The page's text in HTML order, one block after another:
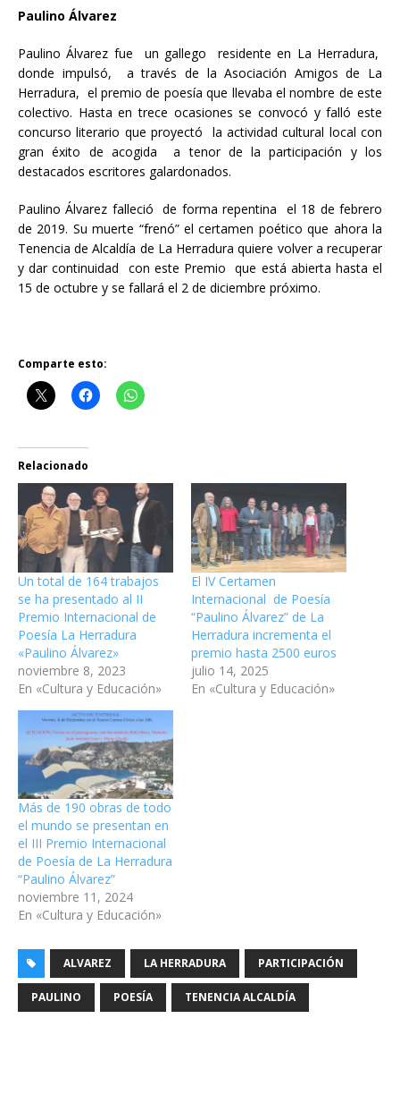
Paulino Álvarez
Paulino Álvarez fue un gallego residente en La Herradura,
donde impulsó, a través de la Asociación Amigos de La
Herradura, el premio de poesía que llevaba el nombre de este
colectivo. Hasta en trece ocasiones se convocó y falló este
concurso literario que proyectó la actividad cultural local con
gran éxito de acogida a tenor de la participación y los
destacados escritores galardonados.
Paulino Álvarez falleció de forma repentina el 18 de febrero
de 2019. Su muerte “frenó” el certamen poético que ahora la
Tenencia de Alcaldía de La Herradura quiere volver a recuperar
y dar continuidad con este Premio que está abierta hasta el
15 de octubre y se fallará el 2 de diciembre próximo.
Comparte esto:
Relacionado
Un total de 164 trabajos
se ha presentado al II
Premio Internacional de
Poesía La Herradura
«Paulino Álvarez»
noviembre 8, 2023
En «Cultura y Educación»
El IV Certamen
Internacional de Poesía
“Paulino Álvarez” de La
Herradura incrementa el
premio hasta 2500 euros
julio 14, 2025
En «Cultura y Educación»
Más de 190 obras de todo
el mundo se presentan en
el III Premio Internacional
de Poesía de La Herradura
“Paulino Álvarez”
noviembre 11, 2024
En «Cultura y Educación»
ALVAREZ LA HERRADURA PARTICIPACIÓN
PAULINO POESÍA TENENCIA ALCALDÍA